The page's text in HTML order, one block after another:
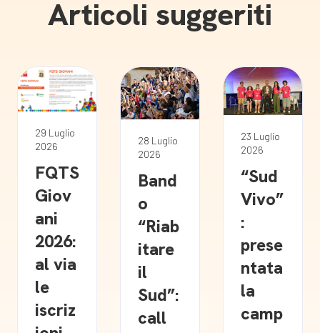
Articoli suggeriti
29 Luglio
2026
FQTS
Giov
ani
2026:
al via
le
iscriz
28 Luglio
2026
Band
o
“Riab
itare
il
Sud”:
call
23 Luglio
2026
“Sud
Vivo”
:
prese
ntata
la
camp